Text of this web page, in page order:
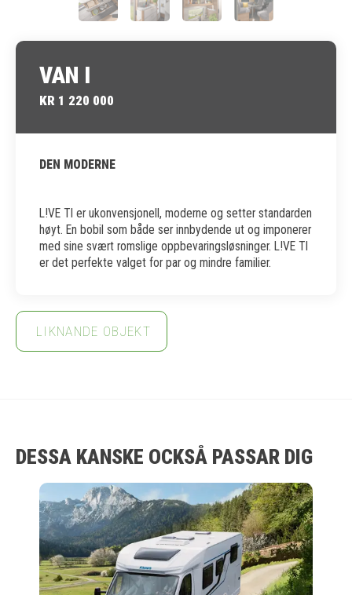
VAN I
KR 1 220 000
DEN MODERNE
L!VE TI er ukonvensjonell, moderne og setter standarden
høyt. En bobil som både ser innbydende ut og imponerer
med sine svært romslige oppbevaringsløsninger. L!VE TI
er det perfekte valget for par og mindre familier.
LIKNANDE OBJEKT
DESSA KANSKE OCKSÅ PASSAR DIG